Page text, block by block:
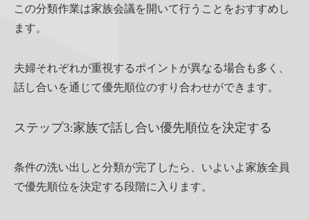
この分類作業は家族会議を開いて行うことをおすすめし
ます。
夫婦それぞれが重視するポイントが異なる場合も多く、
話し合いを通じて優先順位のすり合わせができます。
ステップ3:家族で話し合い優先順位を決定する
条件の洗い出しと分類が完了したら、いよいよ家族全員
で優先順位を決定する段階に入ります。